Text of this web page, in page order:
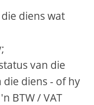
diens wat
van die
diens - of hy
BTW / VAT